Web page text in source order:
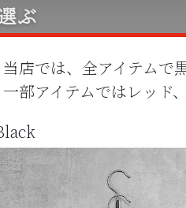
ぶ
当店では、全アイテムで
一部アイテムではレッド